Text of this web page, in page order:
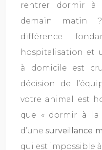
rentrer dormir à
demain matin
différence
hospitalisation et
à domicile est
décision de
votre animal est
que « dormir à la
d’unesurveillance
qui est impossible